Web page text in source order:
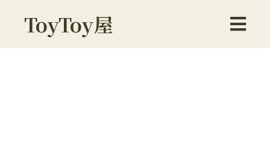
ToyToy屋